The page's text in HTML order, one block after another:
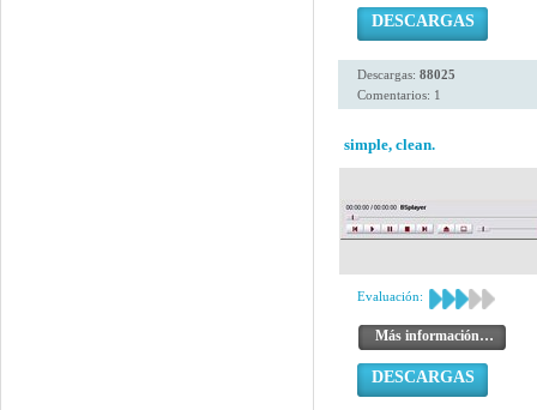
DESCARGAS
Descargas: 88025
Comentarios: 1
simple, clean.
Evaluación:
Más información…
DESCARGAS